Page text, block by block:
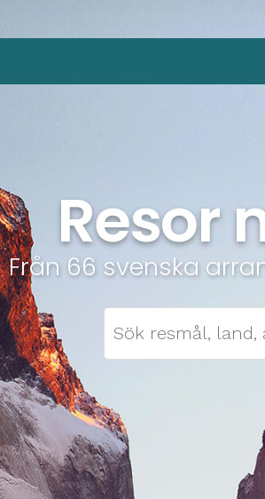
Resor
Från 66 svenska